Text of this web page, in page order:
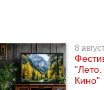
8
"Лето.
Кино"